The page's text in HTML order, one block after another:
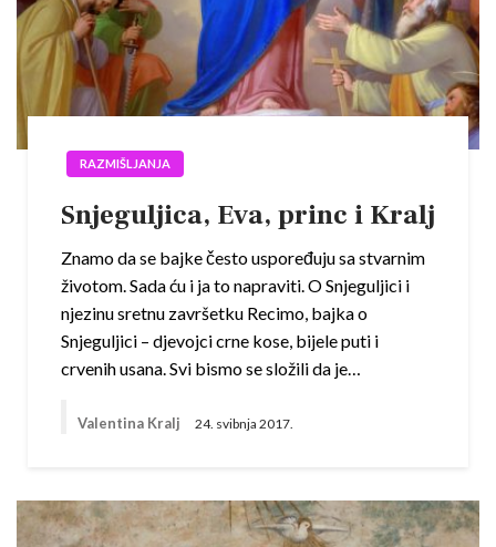
RAZMIŠLJANJA
Snjeguljica, Eva, princ i Kralj
Znamo da se bajke često uspoređuju sa stvarnim
životom. Sada ću i ja to napraviti. O Snjeguljici i
njezinu sretnu završetku Recimo, bajka o
Snjeguljici – djevojci crne kose, bijele puti i
crvenih usana. Svi bismo se složili da je…
Valentina Kralj 24. svibnja 2017.